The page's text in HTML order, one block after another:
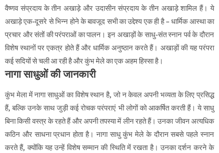
वैष्णव संप्रदाय के तीन अखाड़े और उदासीन संप्रदाय के तीन अखाड़े शामिल हैं। ये
अखाड़े एक-दूसरे से भिन्न होने के बावजूद सभी का उद्देश्य एक ही है – धार्मिक आस्था का
प्रचार और संतों की परंपराओं का पालन। इन अखाड़ों के साधु-संत स्नान पर्व के दौरान
विशेष स्थानों पर एकत्र होते हैं और धार्मिक अनुष्ठान करते हैं। अखाड़ों की यह परंपरा
कई सदियों से चली आ रही है और कुंभ मेले का एक अहम हिस्सा है।
नागा साधुओं की जानकारी
कुंभ मेला में नागा साधुओं का विशेष स्थान है, जो न केवल अपनी भव्यता के लिए प्रसिद्ध
हैं, बल्कि उनके साथ जुड़ी कई रोचक परंपराएं भी लोगों को आकर्षित करती हैं। ये साधु
बिना किसी वस्त्र के रहते हैं और अपनी तपस्या में लीन रहते हैं। उनका जीवन अत्यधिक
कठिन और साधना प्रधान होता है। नागा साधु कुंभ मेले के दौरान सबसे पहले स्नान
करते हैं, क्योंकि यह उन्हें विशेष सम्मान की स्थिति में रखता है। उनका दर्शन करने के